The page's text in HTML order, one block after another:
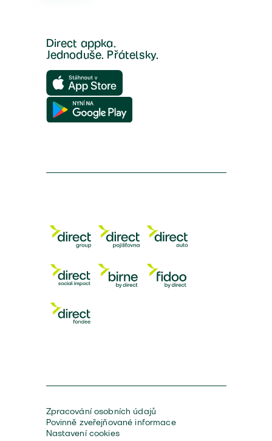
Direct appka.
Jednoduše. Přátelsky.
Zpracování osobních údajů
Povinně zveřejňované informace
Nastavení cookies